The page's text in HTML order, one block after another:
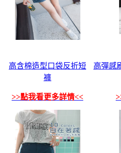
高含棉造型口袋反折短
褲
>>點我看更多詳情<<
高彈感